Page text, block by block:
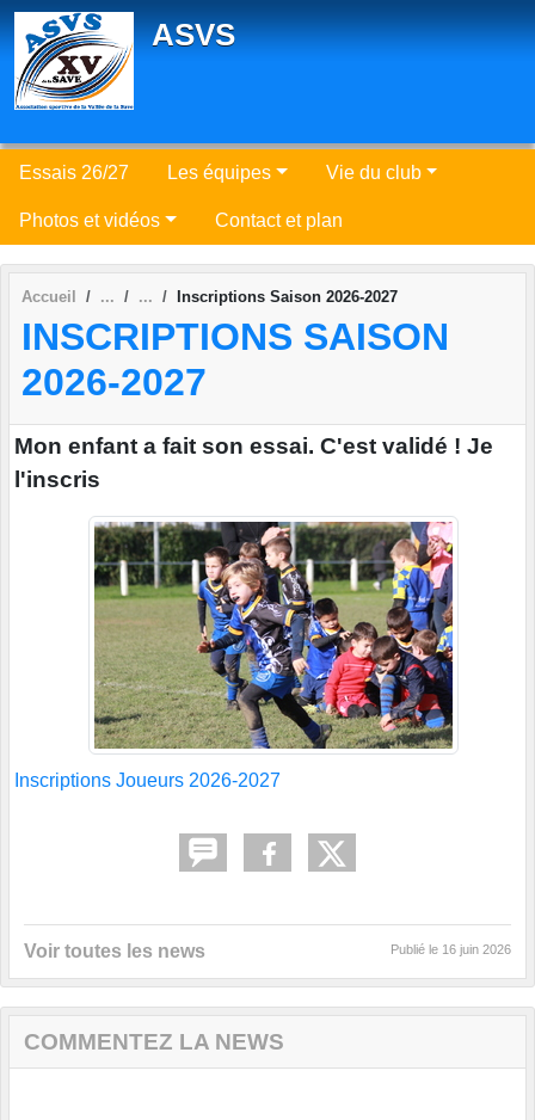
ASVS
Essais 26/27 Les équipes Vie du club
Photos et vidéos Contact et plan
Accueil Inscriptions Saison 2026-2027
INSCRIPTIONS SAISON
2026-2027
Mon enfant a fait son essai. C'est validé ! Je
l'inscris
Inscriptions Joueurs 2026-2027
Voir toutes les news Publié le 16 juin 2026
COMMENTEZ LA NEWS
Panneau de gestion des cookies